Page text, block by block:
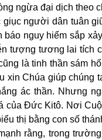
ngừa đại dịch theo
người dân tuân
báo nguy hiểm sắp
tượng tương lai
là tinh thần sám
xin Chúa giúp chúng
ác thần. Nhưng
của Đức Kitô. Nơi
thị bằng con số
rằng, trong